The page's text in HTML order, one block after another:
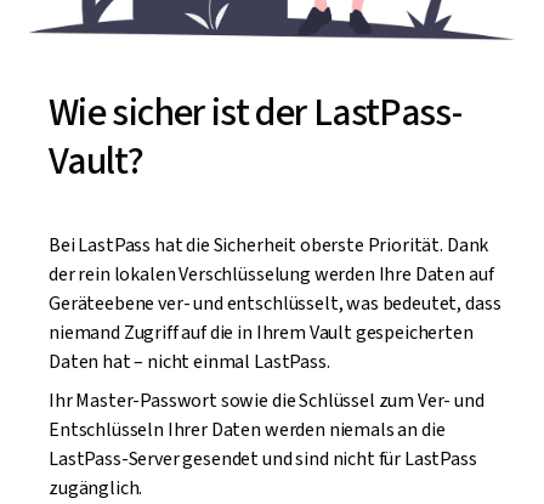
Wie sicher ist der LastPass-
Vault?
Bei LastPass hat die Sicherheit oberste Priorität. Dank
der rein lokalen Verschlüsselung werden Ihre Daten auf
Geräteebene ver- und entschlüsselt, was bedeutet, dass
niemand Zugriff auf die in Ihrem Vault gespeicherten
Daten hat – nicht einmal LastPass.
Ihr Master-Passwort sowie die Schlüssel zum Ver- und
Entschlüsseln Ihrer Daten werden niemals an die
LastPass-Server gesendet und sind nicht für LastPass
zugänglich.